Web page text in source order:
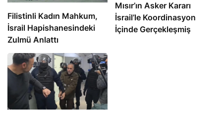
Filistinli Kadın Mahkum,
İsrail Hapishanesindeki
Zulmü Anlattı
Mısır’ın Asker Kararı
İsrail’le Koordinasyon
İçinde Gerçekleşmiş